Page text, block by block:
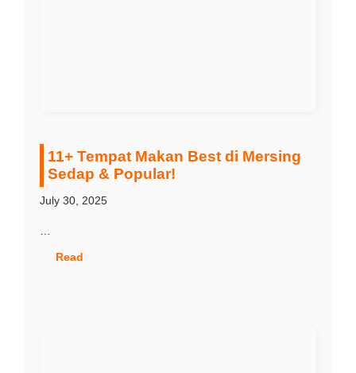
11+ Tempat Makan Best di Mersing
Sedap & Popular!
July 30, 2025
Read